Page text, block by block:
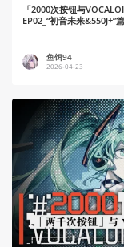
「2000次按钮与
EP02_“初音未来&550J+”篇
鱼饵94
2026-04-23